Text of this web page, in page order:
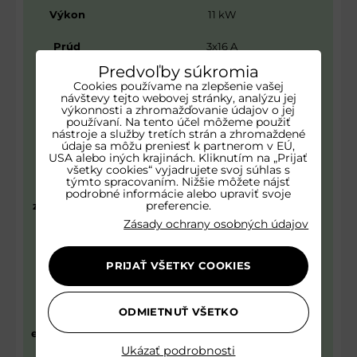
Výkon 11 kW
Prúd 3x16 A
4 m
Pripojenie priame zapojenie
WiFi
ovládanie
Áno, aplikácia Tuya Smart
Funkcie a
zobrazované
Časovač, doba nabíjania, sieťové
napätie, nabíjací prúd, nabíjací výkon,
nabitý objem, teplota
Priemer
vodičov
5×2,5 mm² + 0,75 mm²
Pripojenie
elektromobil
Type 2
Predvoľby súkromia
Cookies používame na zlepšenie vašej
návštevy tejto webovej stránky, analýzu jej
výkonnosti a zhromažďovanie údajov o jej
používaní. Na tento účel môžeme použiť
nástroje a služby tretích strán a zhromaždené
údaje sa môžu preniesť k partnerom v EÚ,
USA alebo iných krajinách. Kliknutím na „Prijať
všetky cookies“ vyjadrujete svoj súhlas s
týmto spracovaním. Nižšie môžete nájsť
podrobné informácie alebo upraviť svoje
preferencie.
Zásady ochrany osobných údajov
Ukázať podrobnosti
PRIJAŤ VŠETKY COOKIES
ODMIETNUŤ VŠETKO